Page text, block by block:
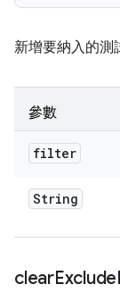
新增要納入的測
參數
filter
String
clearExclude